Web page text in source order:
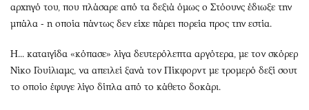
αρχηγό του, που πλάσαρε από τα δεξιά όμως ο Στόουνς έδιωξε την
μπάλα - η οποία πάντως δεν είχε πάρει πορεία προς την εστία.
Η... καταιγίδα «κόπασε» λίγα δευτερόλεπτα αργότερα, με τον σκόρερ
Νίκο Γουίλιαμς, να απειλεί ξανά τον Πίκφορντ με τρομερό δεξί σουτ
το οποίο έφυγε λίγο δίπλα από το κάθετο δοκάρι.